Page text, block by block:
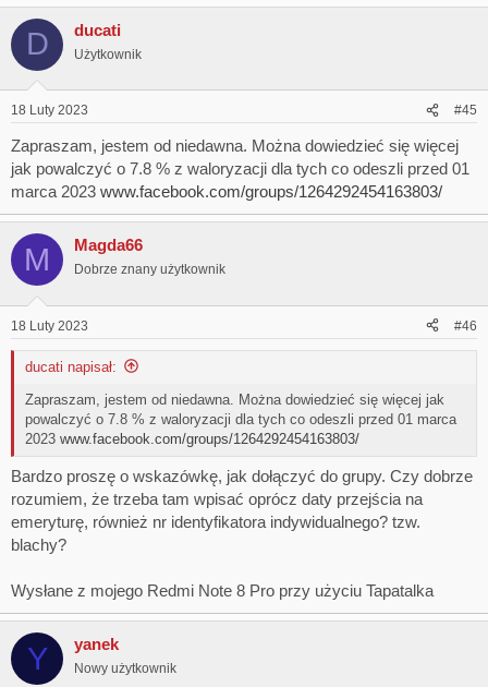
D ducati
Użytkownik
18 Luty 2023 #45
Zapraszam, jestem od niedawna. Można dowiedzieć się więcej
jak powalczyć o 7.8 % z waloryzacji dla tych co odeszli przed 01
marca 2023 www.facebook.com/groups/1264292454163803/
M Magda66
Dobrze znany użytkownik
18 Luty 2023 #46
ducati napisał:
Zapraszam, jestem od niedawna. Można dowiedzieć się więcej jak
powalczyć o 7.8 % z waloryzacji dla tych co odeszli przed 01 marca
2023 www.facebook.com/groups/1264292454163803/
Bardzo proszę o wskazówkę, jak dołączyć do grupy. Czy dobrze
rozumiem, że trzeba tam wpisać oprócz daty przejścia na
emeryturę, również nr identyfikatora indywidualnego? tzw.
blachy?
Wysłane z mojego Redmi Note 8 Pro przy użyciu Tapatalka
Y yanek
Nowy użytkownik